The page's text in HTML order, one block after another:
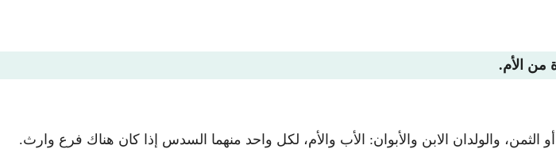
من الأم.
والولدان الابن والأبوان: الأب والأم، لكل واحد منهما السدس إذا كان هناك فرع وارث.